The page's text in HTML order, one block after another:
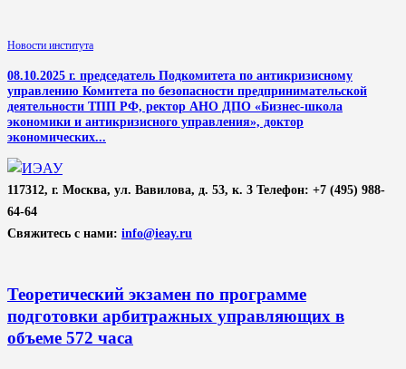
Новости института
08.10.2025 г. председатель Подкомитета по антикризисному
управлению Комитета по безопасности предпринимательской
деятельности ТПП РФ, ректор АНО ДПО «Бизнес-школа
экономики и антикризисного управления», доктор
экономических...
117312, г. Москва, ул. Вавилова, д. 53, к. 3 Телефон: +7 (495) 988-
64-64
Свяжитесь с нами: info@ieay.ru
Теоретический экзамен по программе
подготовки арбитражных управляющих в
объеме 572 часа